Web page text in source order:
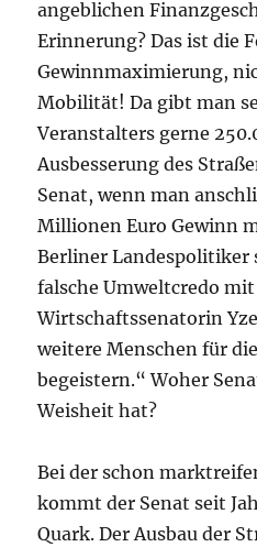
angeblichen
Erinnerung? Das ist die
Gewinnmaximierung,
Mobilität! Da gibt man
Veranstalters gerne
Ausbesserung des
Senat, wenn man
Millionen Euro Gewinn
Berliner Landespolitiker
falsche Umweltcredo
Wirtschaftssenatorin
weitere Menschen für
begeistern.“ Woher
Weisheit hat?
Bei der schon
kommt der Senat seit
Quark. Der Ausbau der